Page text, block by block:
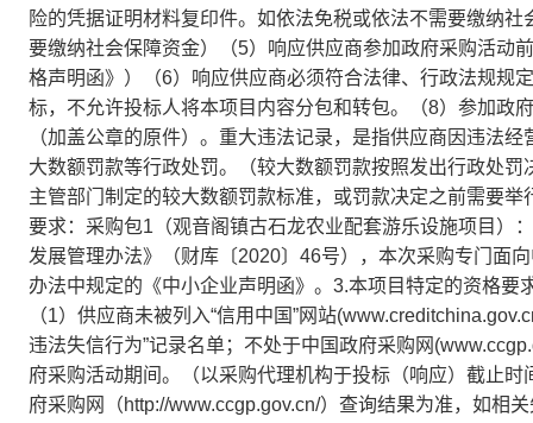
险的凭据证明材料复印件。如依法免税或依法不需要缴纳
要缴纳社会保障资金）（5）响应供应商参加政府采购活动
格声明函》）（6）响应供应商必须符合法律、行政法规规
标，不允许投标人将本项目内容分包和转包。（8）参加政
（加盖公章的原件）。重大违法记录，是指供应商因违法
大数额罚款等行政处罚。（较大数额罚款按照发出行政处
主管部门制定的较大数额罚款标准，或罚款决定之前需要
要求：采购包1（观音阁镇古石龙农业配套游乐设施项目）
发展管理办法》（财库〔2020〕46号），本次采购专门面
办法中规定的《中小企业声明函》。3.本项目特定的资格
（1）供应商未被列入“信用中国”网站
违法失信行为”记录名单；不处于中国政府采购网
府采购活动期间。（以采购代理机构于投标（响应）截止
府采购网（http://www.ccgp.gov.cn/）查询结果为准，如相